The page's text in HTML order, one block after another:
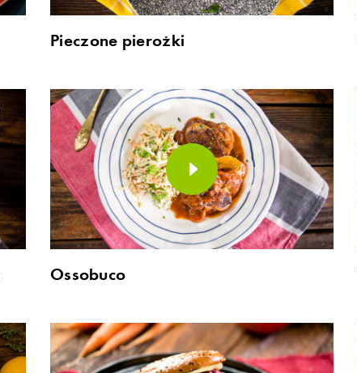
Pieczone pierożki
Ossobuco